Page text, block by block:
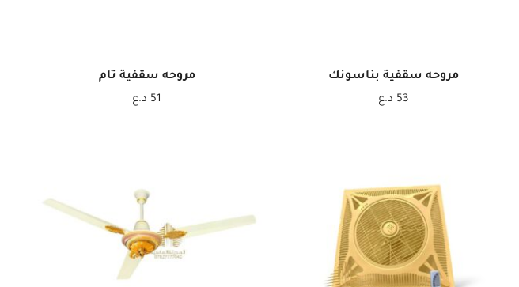
مروحه سقفية بناسونك
53 د.ع
مروحه سقفية تام
51 د.ع